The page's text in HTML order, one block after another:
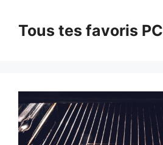
contenuTous tes favoris PC